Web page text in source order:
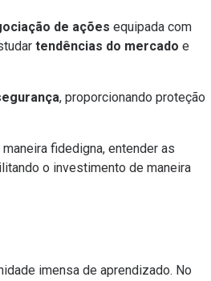
de ações equipada com
tendências do mercado e
, proporcionando proteção
fidedigna, entender as
o investimento de maneira
imensa de aprendizado. No